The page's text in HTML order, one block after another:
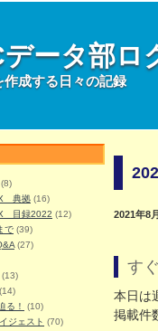
ータ部ロ
成する日々の記録
(8)
典拠 (16)
目録2022 (12)
で (39)
(27)
(13)
(14)
る！
(10)
ジェスト (70)
2021年8
す
本日は
掲載件